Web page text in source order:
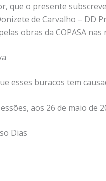
que o presente
de Carvalho – DD
obras da COPASA nas
esses buracos tem
aos 26 de maio de
Dias